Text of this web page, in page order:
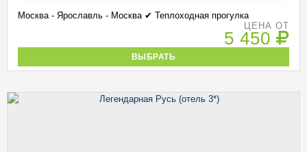
Москва - Ярославль - Москва ✔ Теплоходная прогулка
ЦЕНА ОТ
5 450
ВЫБРАТЬ